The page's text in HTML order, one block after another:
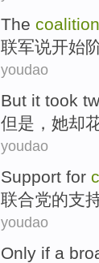
The coalition
联军说开始
youdao
But it took
但是 ， 她却
youdao
Support for
联合党的支
youdao
Only if a